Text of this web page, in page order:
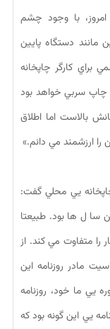
با وجود چشم
مانند دستگاه پايين
براي كارگر چاپخانه
چاپ سربي خواهد بود
بالاست اما اطلاق
ارزشمند مي دانم.»
يي محلي گفت:
سا ل ها بود. طبيعتا
را متفاوت مي كند. از
مادر روزنامه اين
يي ما خود، روزنامه
يي اين گونه بود كه